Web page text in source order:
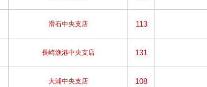
滑石中央支店 113
長崎漁港中央支店 131
大浦中央支店 108